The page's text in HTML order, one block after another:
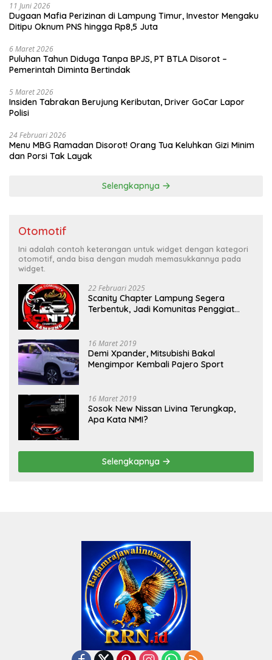
11 Juni 2026
Dugaan Mafia Perizinan di Lampung Timur, Investor Mengaku
Ditipu Oknum PNS hingga Rp8,5 Juta
6 Maret 2026
Puluhan Tahun Diduga Tanpa BPJS, PT BTLA Disorot –
Pemerintah Diminta Bertindak
5 Maret 2026
Insiden Tabrakan Berujung Keributan, Driver GoCar Lapor
Polisi
24 Februari 2026
Menu MBG Ramadan Disorot! Orang Tua Keluhkan Gizi Minim
dan Porsi Tak Layak
Selengkapnya
Otomotif
Ini adalah contoh keterangan untuk widget dengan kategori
otomotif, anda bisa dengan mudah memasukkannya pada
widget.
22 Februari 2025
Scanity Chapter Lampung Segera
Terbentuk, Jadi Komunitas Penggiat
16 Maret 2019
Demi Xpander, Mitsubishi Bakal
Mengimpor Kembali Pajero Sport
16 Maret 2019
Sosok New Nissan Livina Terungkap,
Apa Kata NMI?
Selengkapnya